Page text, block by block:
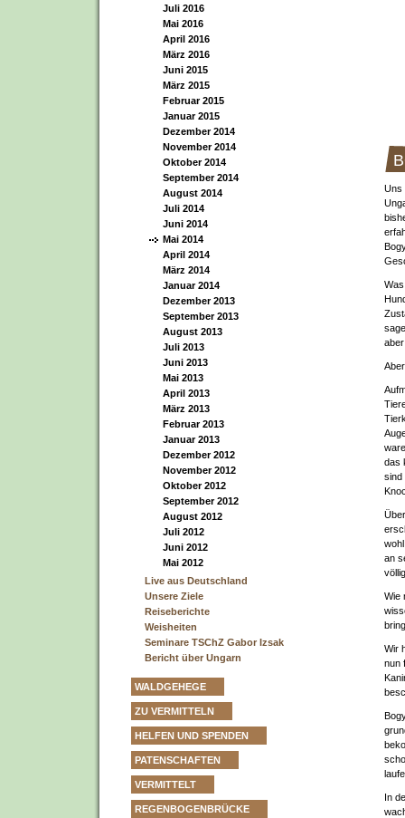
Juli 2016
Mai 2016
April 2016
März 2016
Juni 2015
März 2015
Februar 2015
Januar 2015
Dezember 2014
November 2014
Oktober 2014
September 2014
August 2014
Juli 2014
Juni 2014
Mai 2014
April 2014
März 2014
Januar 2014
Dezember 2013
September 2013
August 2013
Juli 2013
Juni 2013
Mai 2013
April 2013
März 2013
Februar 2013
Januar 2013
Dezember 2012
November 2012
Oktober 2012
September 2012
August 2012
Juli 2012
Juni 2012
Mai 2012
Live aus Deutschland
Unsere Ziele
Reiseberichte
Weisheiten
Seminare TSChZ Gabor Izsak
Bericht über Ungarn
WALDGEHEGE
ZU VERMITTELN
HELFEN UND SPENDEN
PATENSCHAFTEN
VERMITTELT
REGENBOGENBRÜCKE
Uns
das
sind
an
Wie
Wir
nun
In